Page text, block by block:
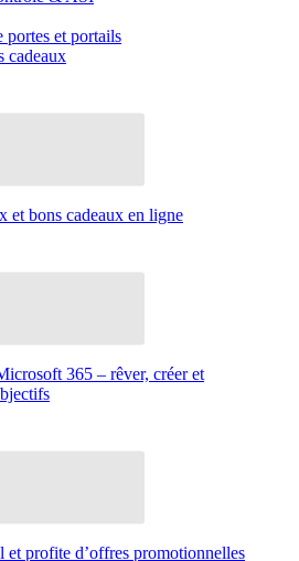
portes et portails
cadeaux
et bons cadeaux en ligne
365 – rêver, créer et
et profite d’offres promotionnelles